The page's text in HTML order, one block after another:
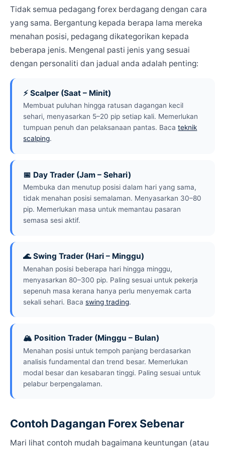
Tidak semua pedagang forex berdagang dengan cara
yang sama. Bergantung kepada berapa lama mereka
menahan posisi, pedagang dikategorikan kepada
beberapa jenis. Mengenal pasti jenis yang sesuai
dengan personaliti dan jadual anda adalah penting:
⚡ Scalper (Saat – Minit)
Membuat puluhan hingga ratusan dagangan kecil
sehari, menyasarkan 5–20 pip setiap kali. Memerlukan
tumpuan penuh dan pelaksanaan pantas. Bacateknik
scalping.
📅 Day Trader (Jam – Sehari)
Membuka dan menutup posisi dalam hari yang sama,
tidak menahan posisi semalaman. Menyasarkan 30–80
pip. Memerlukan masa untuk memantau pasaran
semasa sesi aktif.
🌊 Swing Trader (Hari – Minggu)
Menahan posisi beberapa hari hingga minggu,
menyasarkan 80–300 pip. Paling sesuai untuk pekerja
sepenuh masa kerana hanya perlu menyemak carta
sekali sehari. Bacaswing trading.
🏔️ Position Trader (Minggu – Bulan)
Menahan posisi untuk tempoh panjang berdasarkan
analisis fundamental dan trend besar. Memerlukan
modal besar dan kesabaran tinggi. Paling sesuai untuk
pelabur berpengalaman.
Contoh Dagangan Forex Sebenar
Mari lihat contoh mudah bagaimana keuntungan (atau